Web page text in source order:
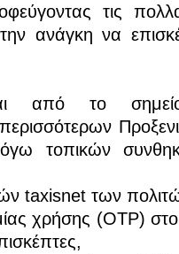
τις
ανάγκη να
από το
τοπικών
taxisnet των
χρήσης (OTP) στο